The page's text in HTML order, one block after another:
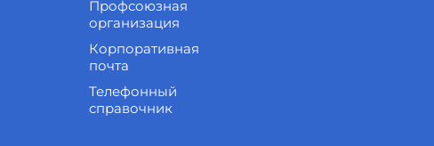
Профсоюзная
организация
Корпоративная
почта
Телефонный
справочник